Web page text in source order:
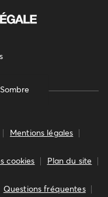
Sombre
Mentions légales
cookies Plan du site
Questions fréquentes